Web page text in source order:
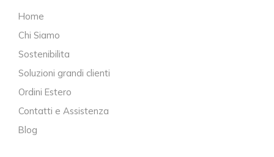
Home
Chi Siamo
Sostenibilita
Soluzioni grandi clienti
Ordini Estero
Contatti e Assistenza
Blog